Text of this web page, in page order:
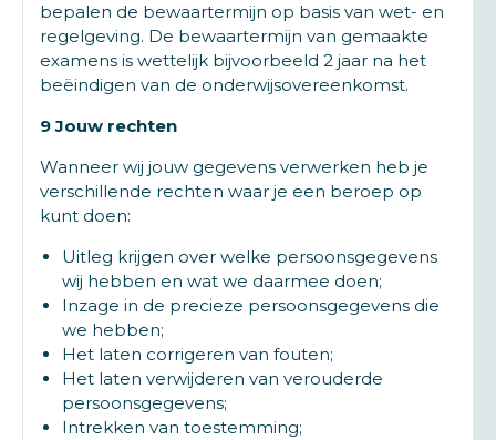
bepalen de bewaartermijn op basis van wet- en
regelgeving. De bewaartermijn van gemaakte
examens is wettelijk bijvoorbeeld 2 jaar na het
beëindigen van de onderwijsovereenkomst.
9 Jouw rechten
Wanneer wij jouw gegevens verwerken heb je
verschillende rechten waar je een beroep op
kunt doen:
Uitleg krijgen over welke persoonsgegevens
wij hebben en wat we daarmee doen;
Inzage in de precieze persoonsgegevens die
we hebben;
Het laten corrigeren van fouten;
Het laten verwijderen van verouderde
persoonsgegevens;
Intrekken van toestemming;